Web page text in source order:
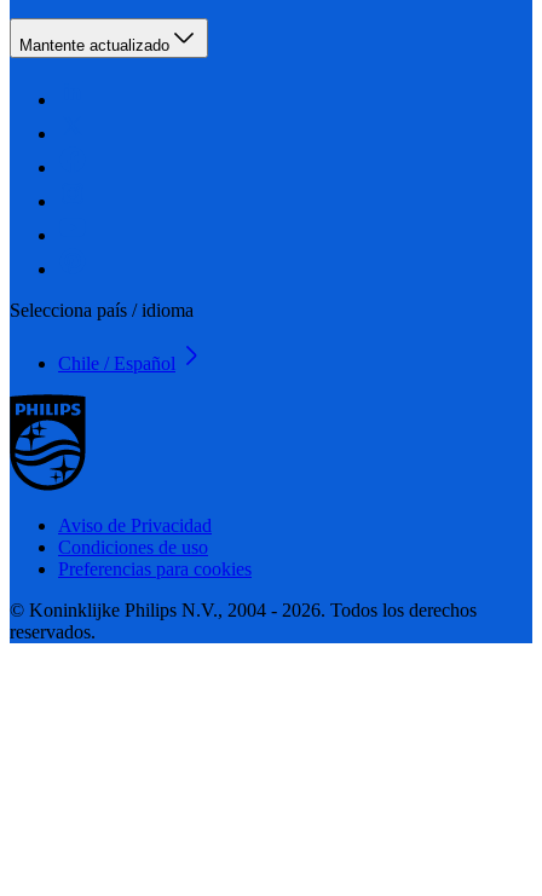
Mantente actualizado
Selecciona país / idioma
Chile / Español
Aviso de Privacidad
Condiciones de uso
Preferencias para cookies
© Koninklijke Philips N.V., 2004 - 2026. Todos los derechos
reservados.